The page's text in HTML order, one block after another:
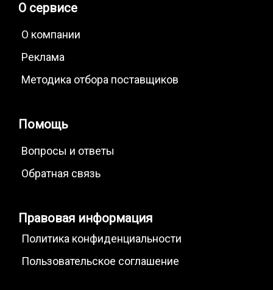
О сервисе
О компании
Реклама
Методика отбора поставщиков
Помощь
Вопросы и ответы
Обратная связь
Правовая информация
Политика конфиденциальности
Пользовательское соглашение